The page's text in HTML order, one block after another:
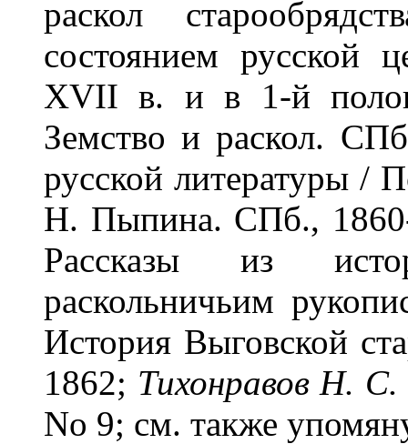
раскол
состоянием русской
XVII в. и в 1-й
Земство и раскол.
русской литературы /
Н. Пыпина. СПб.,
Рассказы из
раскольничьим
История Выговской
1862; Тихонравов Н. С.
No 9; см. также